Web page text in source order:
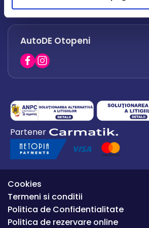
office.afumati@autode.ro
0730 063 852
0730 063 851
AutoDE Otopeni
0754 649 360
office.premium@autode.ro
Partener
Cookies
Termeni si conditii
Politica de Confidentialitate
Politica de rezervare online